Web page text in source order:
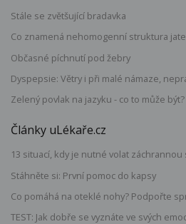
Stále se zvětšující bradavka
Co znamená nehomogenní struktura
Občasné píchnutí pod žebry
Dyspepsie: Větry i při malé námaze,
Zelený povlak na jazyku - co to může být?
Články uLékaře.cz
13 situací, kdy je nutné volat záchrannou
Stáhněte si: První pomoc do kapsy
Co pomáhá na oteklé nohy? Podpořte
TEST: Jak dobře se vyznáte ve svých